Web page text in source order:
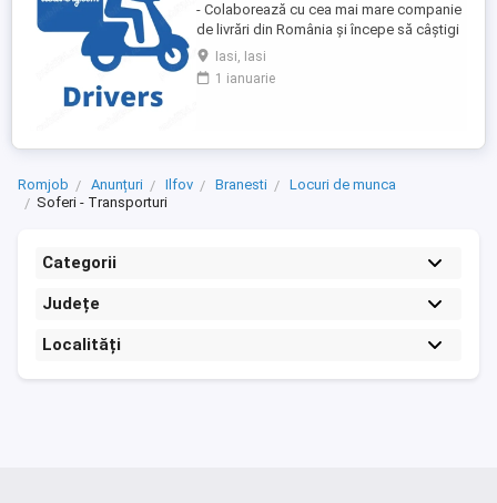
- Colaborează cu cea mai mare companie
de livrări din România și începe să câștigi
rapid! - Cerințe: Minim 18 ani Mijloc de
transport propriu (mașină, scuter,
motocicletă sau bicicletă) Telefon mobil
atractive ...
Iasi, Iasi
1 ianuarie
Romjob Anunțuri Ilfov Branesti
Locuri de munca
Soferi - Transporturi
Categorii
Județe
Localități